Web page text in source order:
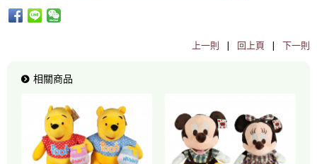
上一則 | 回上頁 | 下一則
相關商品